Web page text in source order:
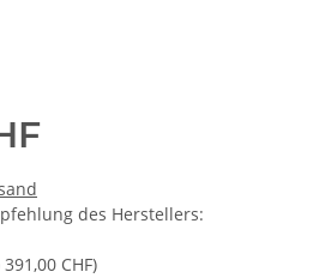
des Herstellers:
391,00 CHF)